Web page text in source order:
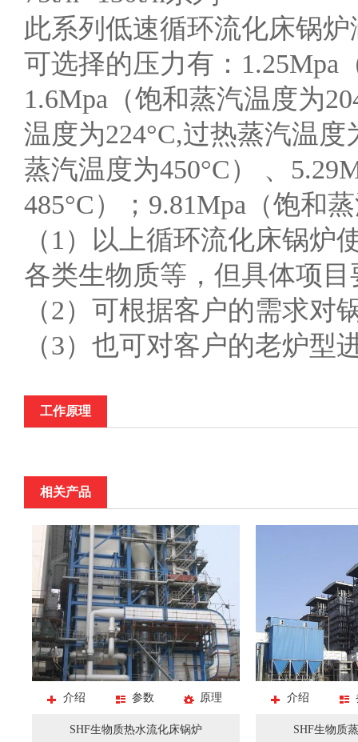
此系列低速循环流化床锅炉
可选择的压力有：1.25Mpa
1.6Mpa（饱和蒸汽温度为
温度为224°C,过热蒸汽温度
蒸汽温度为450°C） 、
485°C）；9.81Mpa（饱和
（1）以上循环流化床锅
各类生物质等，但具体项
（2）可根据客户的需求
（3）也可对客户的老炉型
工作原理
相关产品
介绍 参数 原理
SHF生物质热水流化床锅炉
介绍
SHF生物质